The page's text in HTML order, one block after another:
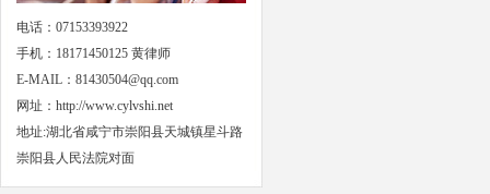
电话：07153393922
手机：18171450125 黄律师
E-MAIL：81430504@qq.com
网址： http://www.cylvshi.net
地址:湖北省咸宁市崇阳县天城镇星斗路
崇阳县人民法院对面